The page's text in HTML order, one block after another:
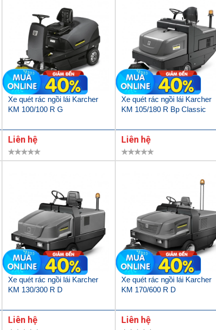
Xe quét rác ngồi lái Karcher
KM 100/100 R G
Liên hệ
Xe quét rác ngồi lái Karcher
KM 105/180 R Bp Classic
Liên hệ
Xe quét rác ngồi lái Karcher
KM 130/300 R D
Liên hệ
Xe quét rác ngồi lái Karcher
KM 170/600 R D
Liên hệ